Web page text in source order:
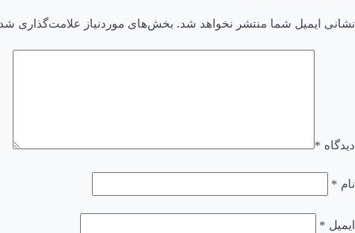
نشانی ایمیل شما منتشر نخواهد شد. بخش‌های موردنیاز علامت‌گذاری
دیدگاه *
نام *
ایمیل *